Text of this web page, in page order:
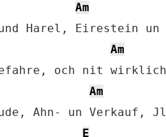
Am
Am
Am
E